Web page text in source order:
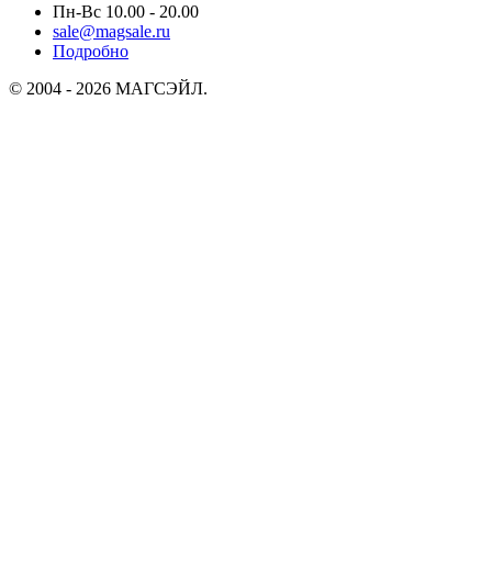
Пн-Вс 10.00 - 20.00
sale@magsale.ru
Подробно
© 2004 - 2026 МАГСЭЙЛ.